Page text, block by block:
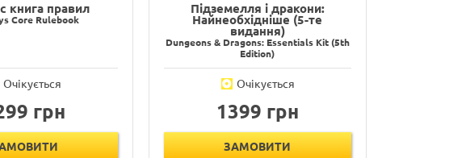
книга правил
Core Rulebook
Очікується
грн
Підземелля і дракони:
Найнеобхідніше (5-те
видання)
Dungeons & Dragons: Essentials Kit (5th
Edition)
Очікується
1399 грн
ЗАМОВИТИ